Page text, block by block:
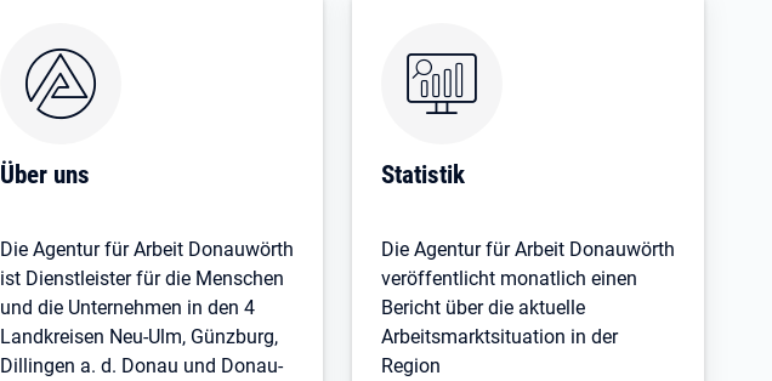
Über uns
Die Agentur für Arbeit Donauwörth
ist Dienstleister für die Menschen
und die Unternehmen in den 4
Landkreisen Neu-Ulm, Günzburg,
Dillingen a. d. Donau und Donau-
Statistik
Die Agentur für Arbeit Donauwörth
veröffentlicht monatlich einen
Bericht über die aktuelle
Arbeitsmarktsituation in der
Region